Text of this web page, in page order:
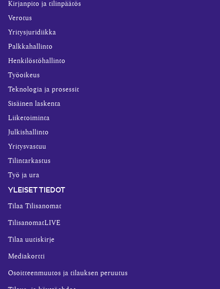
Kirjanpito ja tilinpäätös
Verotus
Yritysjuridiikka
Palkkahallinto
Henkilöstöhallinto
Työoikeus
Teknologia ja prosessit
Sisäinen laskenta
Liiketoiminta
Julkishallinto
Yritysvastuu
Tilintarkastus
Työ ja ura
YLEISET TIEDOT
Tilaa Tilisanomat
TilisanomatLIVE
Tilaa uutiskirje
Mediakortti
Osoitteenmuutos ja tilauksen peruutus